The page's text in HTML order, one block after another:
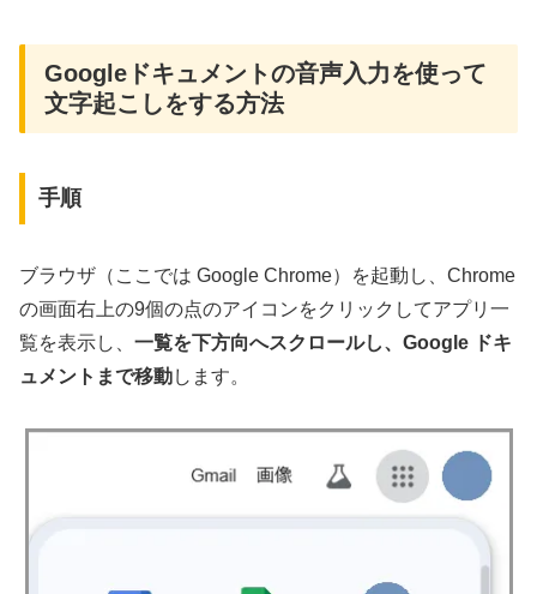
Googleドキュメントの音声入力を使って
文字起こしをする方法
手順
ブラウザ（ここでは Google Chrome）を起動し、Chrome
の画面右上の9個の点のアイコンをクリックしてアプリ一
覧を表示し、 一覧を下方向へスクロールし、Google ドキ
ュメントまで移動します。